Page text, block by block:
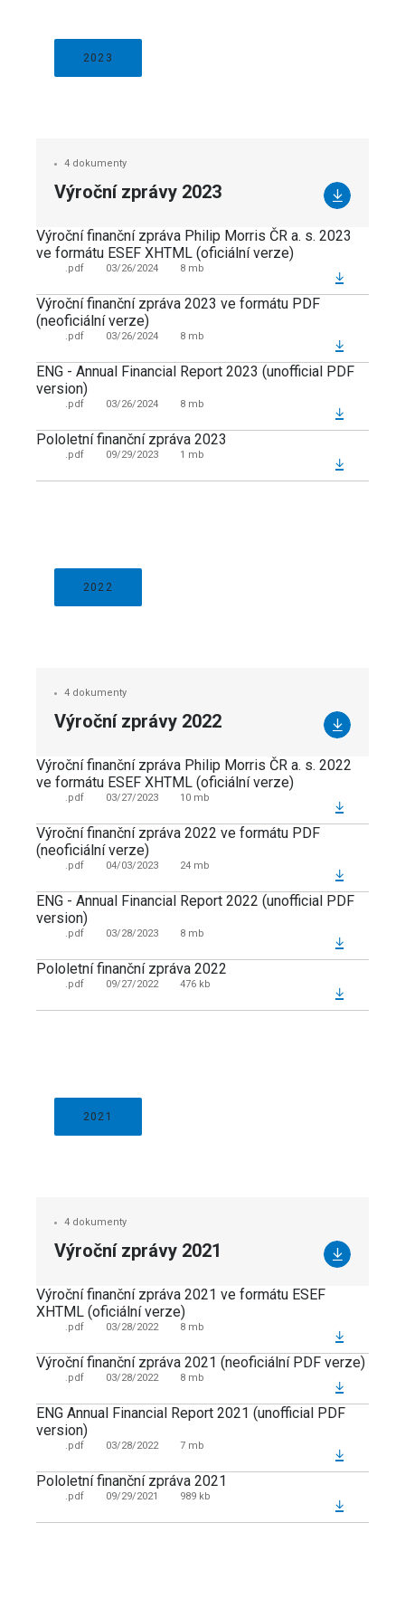
2023
4 dokumenty
Výroční zprávy 2023
Výroční finanční zpráva Philip Morris ČR a. s. 2023
ve formátu ESEF XHTML (oficiální verze)
.pdf 03/26/2024 8 mb
Výroční finanční zpráva 2023 ve formátu PDF
(neoficiální verze)
.pdf 03/26/2024 8 mb
ENG - Annual Financial Report 2023 (unofficial PDF
version)
.pdf 03/26/2024 8 mb
Pololetní finanční zpráva 2023
.pdf 09/29/2023 1 mb
2022
4 dokumenty
Výroční zprávy 2022
Výroční finanční zpráva Philip Morris ČR a. s. 2022
ve formátu ESEF XHTML (oficiální verze)
.pdf 03/27/2023 10 mb
Výroční finanční zpráva 2022 ve formátu PDF
(neoficiální verze)
.pdf 04/03/2023 24 mb
ENG - Annual Financial Report 2022 (unofficial PDF
version)
.pdf 03/28/2023 8 mb
Pololetní finanční zpráva 2022
.pdf 09/27/2022 476 kb
2021
4 dokumenty
Výroční zprávy 2021
Výroční finanční zpráva 2021 ve formátu ESEF
XHTML (oficiální verze)
.pdf 03/28/2022 8 mb
Výroční finanční zpráva 2021 (neoficiální PDF verze)
.pdf 03/28/2022 8 mb
ENG Annual Financial Report 2021 (unofficial PDF
version)
.pdf 03/28/2022 7 mb
Pololetní finanční zpráva 2021
.pdf 09/29/2021 989 kb